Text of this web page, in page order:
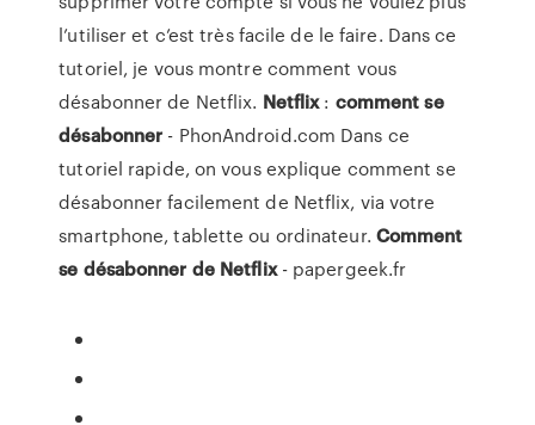
l’utiliser et c’est très facile de le faire. Dans ce
tutoriel, je vous montre comment vous
désabonner de Netflix. Netflix: comment se
désabonner - PhonAndroid.com Dans ce
tutoriel rapide, on vous explique comment se
désabonner facilement de Netflix, via votre
smartphone, tablette ou ordinateur. Comment
se désabonner de Netflix- papergeek.fr